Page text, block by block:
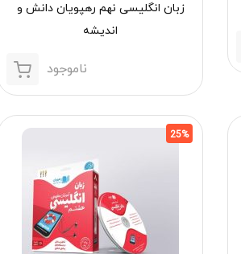
زبان انگلیسی نهم رهپویان دانش و
اندیشه
ناموجود
25%